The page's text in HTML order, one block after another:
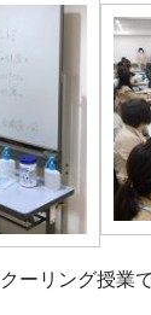
ーリング授